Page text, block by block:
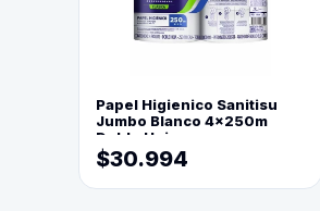
Papel Higienico Sanitisu
Jumbo Blanco 4x250m
Doble Hoja
$30.994